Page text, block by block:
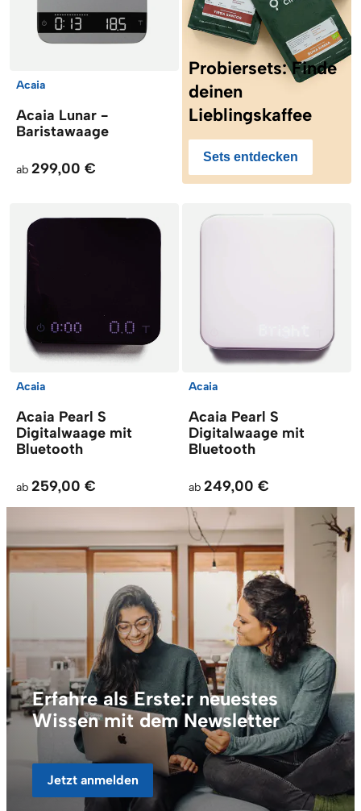
Acaia
Acaia Lunar -
Baristawaage
ab 299,00 €
Probiersets: Finde
deinen
Lieblingskaffee
Sets entdecken
Acaia
Acaia Pearl S
Digitalwaage mit
Bluetooth
ab 259,00 €
Acaia
Acaia Pearl S
Digitalwaage mit
Bluetooth
ab 249,00 €
Erfahre als Erste:r neuestes
Wissen mit dem Newsletter
Jetzt anmelden